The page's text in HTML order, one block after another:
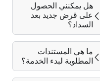
هل يمكنني الحصول
على قرض جديد بعد
السداد؟
ما هي المستندات
المطلوبة لبدء الخدمة؟